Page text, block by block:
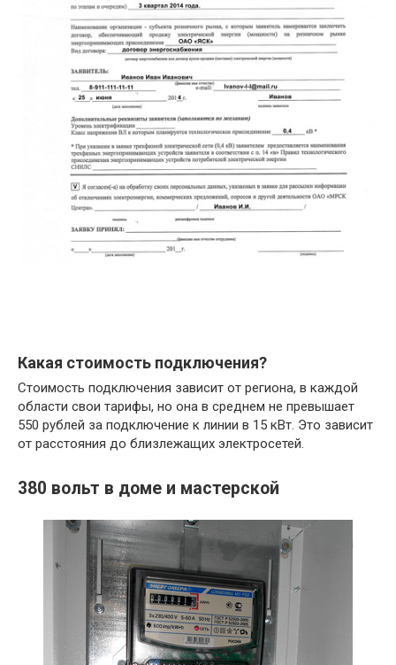
Какая стоимость подключения?
Стоимость подключения зависит от региона, в каждой
области свои тарифы, но она в среднем не превышает
550 рублей за подключение к линии в 15 кВт. Это зависит
от расстояния до близлежащих электросетей.
380 вольт в доме и мастерской